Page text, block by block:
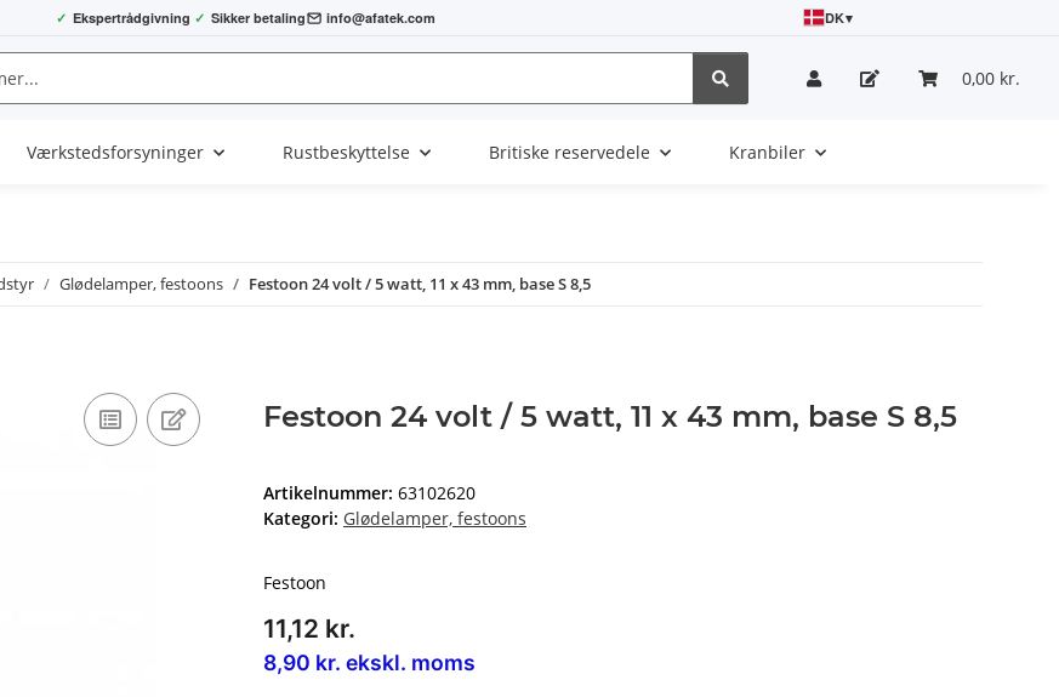
✓ Ekspertrådgivning ✓ Sikker betaling info@afatek.com DK▾
0,00 kr.
Værkstedsforsyninger Rustbeskyttelse Britiske reservedele Kranbiler
Glødelamper, festoons Festoon 24 volt / 5 watt, 11 x 43 mm, base S 8,5
Festoon 24 volt / 5 watt, 11 x 43 mm, base S 8,5
Artikelnummer: 63102620
Kategori: Glødelamper, festoons
Festoon
11,12 kr.
8,90 kr. ekskl. moms